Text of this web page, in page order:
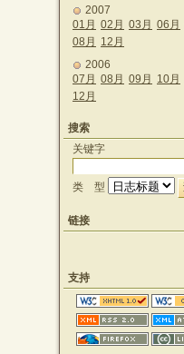
2007
01月 02月 03月 06月
08月
12月
2006
07月 08月 09月 10月
12月
搜索
关键字
类 型
链接
支持